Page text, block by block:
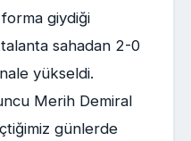
forma giydiği
sahadan 2-0
yükseldi.
Merih Demiral
günlerde